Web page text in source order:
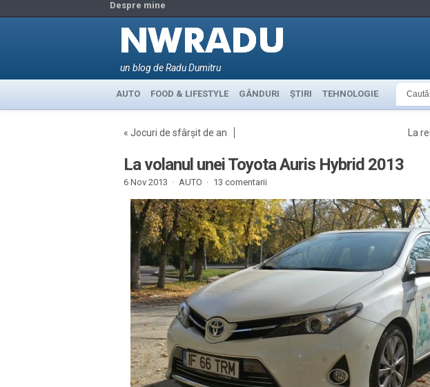
Despre mine
un blog de Radu Dumitru
AUTO FOOD & LIFESTYLE GÂNDURI ȘTIRI TEHNOLOGIE
« Jocuri de sfârșit de an La
La volanul unei Toyota Auris Hybrid 2013
6 Nov 2013 · AUTO · 13 comentarii